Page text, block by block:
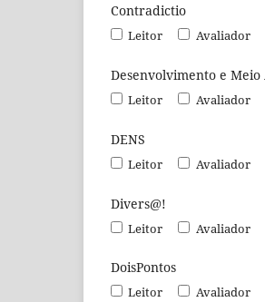
Contradictio
Leitor Avaliador
Desenvolvimento e
Leitor Avaliador
DENS
Leitor Avaliador
Divers@!
Leitor Avaliador
DoisPontos
Leitor Avaliador